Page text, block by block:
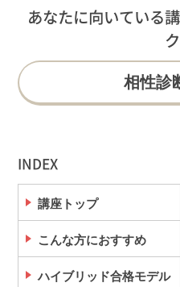
あなたに向いている
相性診
INDEX
講座トップ
こんな方におすすめ
ハイブリッド合格モデル